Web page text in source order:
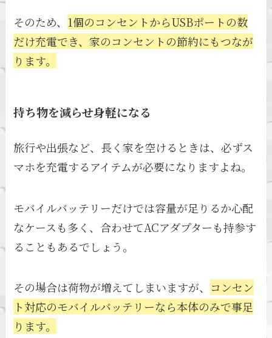
そのため、 1個のコンセントからUSBポートの数
だけ充電でき、家のコンセントの節約にもつなが
ります。
持ち物を減らせ身軽になる
旅行や出張など、長く家を空けるときは、必ずス
マホを充電するアイテムが必要になりますよね。
モバイルバッテリーだけでは容量が足りるか心配
なケースも多く、合わせてACアダプターも持参す
ることもあるでしょう。
その場合は荷物が増えてしまいますが、
コンセン
ト対応のモバイルバッテリーなら本体のみで事足
ります。